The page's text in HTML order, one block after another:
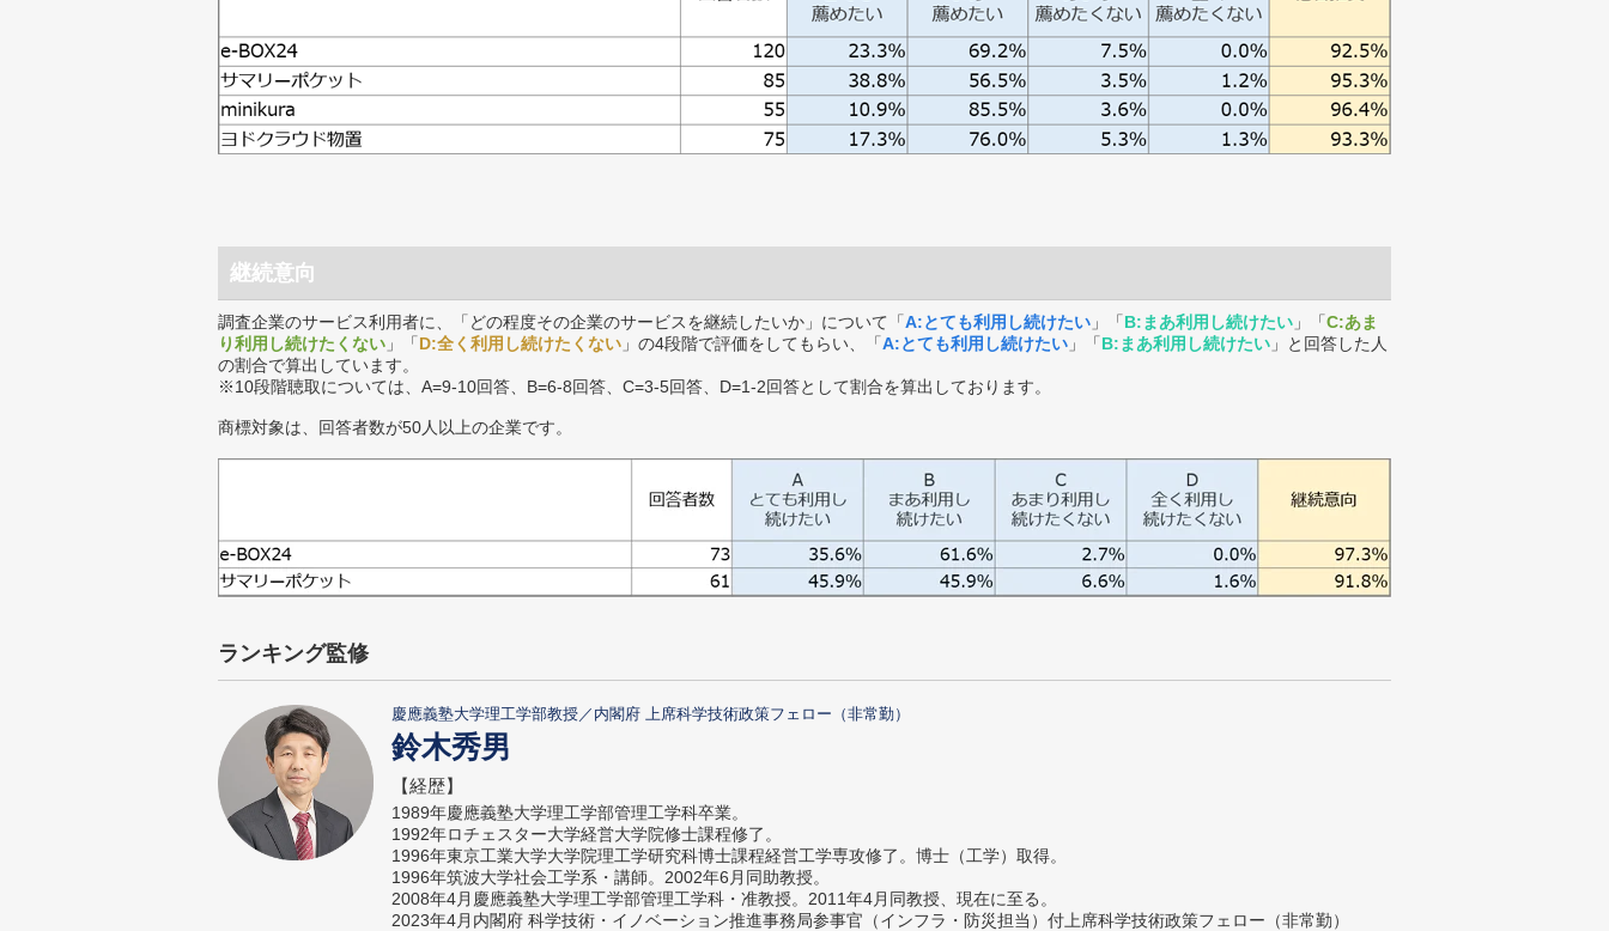
継続意向
調査企業のサービス利用者に、「どの程度その企業のサービスを継続したいか」について「A:とても利用し続けたい 」「B:まあ利用し続けたい 」「C:あま
り利用し続けたくない 」「D:全く利用し続けたくない 」の4段階で評価をしてもらい、「A:とても利用し続けたい 」「B:まあ利用し続けたい 」と回答した人
の割合で算出しています。
※10段階聴取については、A=9-10回答、B=6-8回答、C=3-5回答、D=1-2回答として割合を算出しております。
商標対象は、回答者数が50人以上の企業です。
ランキング監修
慶應義塾大学理工学部教授／内閣府 上席科学技術政策フェロー（非常勤）
鈴木秀男
【経歴】
1989年慶應義塾大学理工学部管理工学科卒業。
1992年ロチェスター大学経営大学院修士課程修了。
1996年東京工業大学大学院理工学研究科博士課程経営工学専攻修了。博士（工学）取得。
1996年筑波大学社会工学系・講師。2002年6月同助教授。
2008年4月慶應義塾大学理工学部管理工学科・准教授。2011年4月同教授、現在に至る。
2023年4月内閣府 科学技術・イノベーション推進事務局参事官（インフラ・防災担当）付上席科学技術政策フェロー（非常勤）